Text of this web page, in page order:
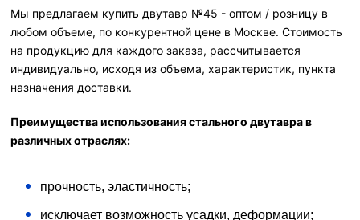
Мы предлагаем купить двутавр №45 - оптом / розницу в
любом объеме, по конкурентной цене в Москве. Стоимость
на продукцию для каждого заказа, рассчитывается
индивидуально, исходя из объема, характеристик, пункта
назначения доставки.
Преимущества использования стального двутавра в
различных отраслях:
прочность, эластичность;
исключает возможность усадки, деформации;